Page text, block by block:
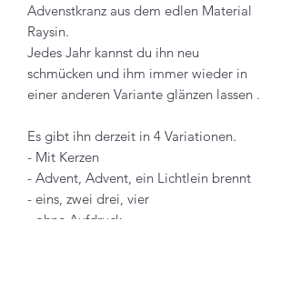
Advenstkranz aus dem edlen Material
Raysin.
Jedes Jahr kannst du ihn neu
schmücken und ihm immer wieder in
einer anderen Variante glänzen lassen .
Es gibt ihn derzeit in 4 Variationen.
- Mit Kerzen
- Advent, Advent, ein Lichtlein brennt
- eins, zwei drei, vier
- ohne Aufdruck